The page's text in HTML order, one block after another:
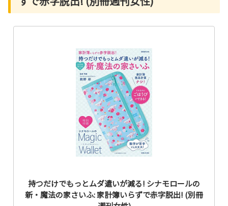
持つだけでもっとムダ遣いが減る! シナモロールの
新・魔法の家さいふ: 家計簿いらずで赤字脱出! (別冊